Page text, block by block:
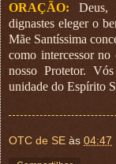
ORAÇÃO: Deus,
dignastes eleger o
Mãe Santíssima
como intercessor no
nosso Protetor.
unidade do Espírito
OTC de SE às 04:47